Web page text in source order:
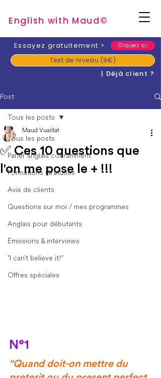
English with Maud©
​Essayez gratuitement > Cliquez ici
Test de niveau (9€)
| Déjà client ?
Post
Tous les posts
Parler anglais couramment
Formations Gratuites
Avis de clients
Questions sur moi / mes programmes
Anglais pour débutants
Émissions & interviews
"I can't believe it!"
Offres spéciales
Tous les posts
✅ Ces 10 questions que
l'on me pose le + !!!
Maud Vuaillat
N°1
"Quand doit-on mettre du